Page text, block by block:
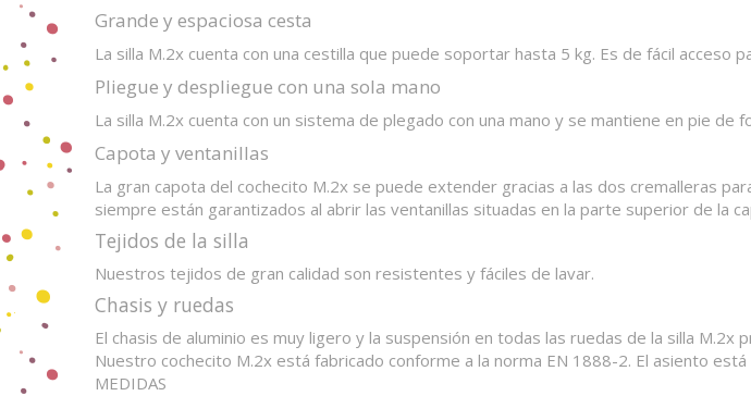
Grande y espaciosa cesta
La silla M.2x cuenta con una cestilla que puede soportar hasta 5 kg. Es de fácil
Pliegue y despliegue con una sola mano
La silla M.2x cuenta con un sistema de plegado con una mano y se mantiene en pie de
Capota y ventanillas
La gran capota del cochecito M.2x se puede extender gracias a las dos cremalleras
siempre están garantizados al abrir las ventanillas situadas en la parte superior de la
Tejidos de la silla
Nuestros tejidos de gran calidad son resistentes y fáciles de lavar.
Chasis y ruedas
El chasis de aluminio es muy ligero y la suspensión en todas las ruedas de la silla
Nuestro cochecito M.2x está fabricado conforme a la norma EN 1888-2. El asiento
MEDIDAS